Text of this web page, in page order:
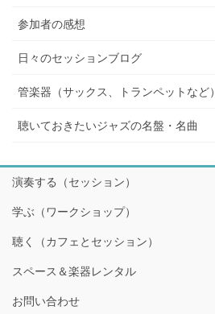
参加者の感想
日々のセッションブログ
管楽器（サックス、トランペットなど）
聴いておきたいジャズの名盤・名曲
演奏する（セッション）
学ぶ（ワークショップ）
聴く（カフェとセッション）
スペース＆楽器レンタル
お問い合わせ